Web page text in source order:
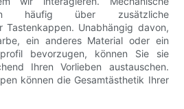
häufig über zusätzliche
Tastenkappen. Unabhängig davon,
ein anderes Material oder ein
bevorzugen, können Sie sie
Ihren Vorlieben austauschen.
können die Gesamtästhetik Ihrer